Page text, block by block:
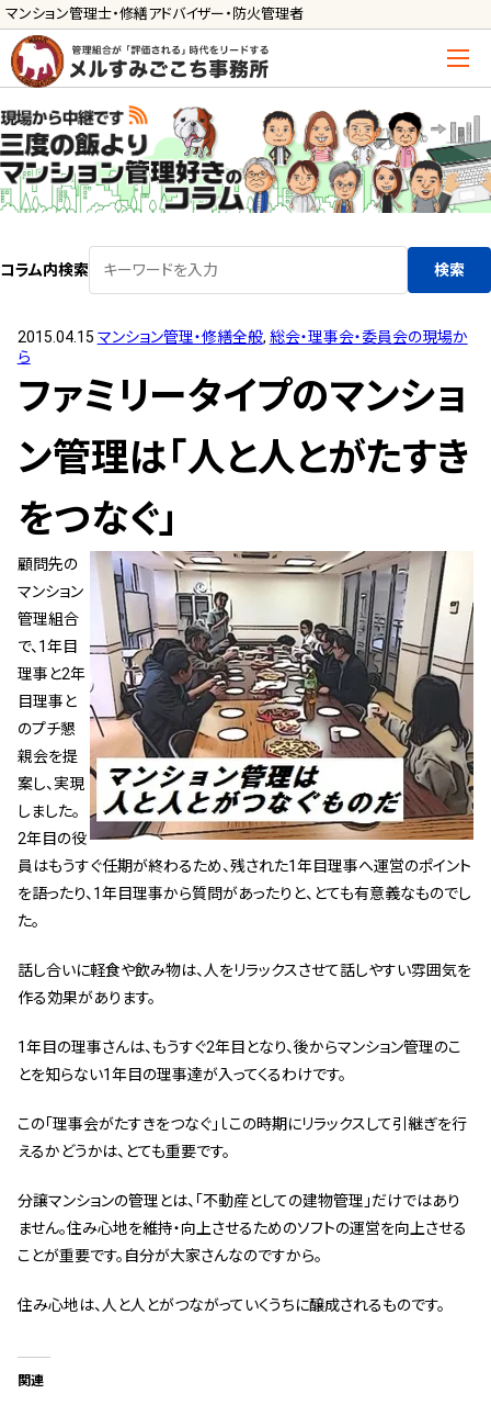
マンション管理士・修繕アドバイザー・防火管理者
コラム内検索 検索
2015.04.15 マンション管理・修繕全般, 総会・理事会・委員会の現場か
ら
ファミリータイプのマンショ
ン管理は「人と人とがたすき
をつなぐ」
顧問先の
マンション
管理組合
で、1年目
理事と2年
目理事と
のプチ懇
親会を提
案し、実現
しました。
2年目の役
員はもうすぐ任期が終わるため、残された1年目理事へ運営のポイント
を語ったり、1年目理事から質問があったりと、とても有意義なものでし
た。
話し合いに軽食や飲み物は、人をリラックスさせて話しやすい雰囲気を
作る効果があります。
1年目の理事さんは、もうすぐ2年目となり、後からマンション管理のこ
とを知らない1年目の理事達が入ってくるわけです。
この「理事会がたすきをつなぐ」ｌこの時期にリラックスして引継ぎを行
えるかどうかは、とても重要です。
分譲マンションの管理とは、「不動産としての建物管理」だけではあり
ません。住み心地を維持・向上させるためのソフトの運営を向上させる
ことが重要です。自分が大家さんなのですから。
住み心地は、人と人とがつながっていくうちに醸成されるものです。
関連
管理士の活用方法
ご利用の流れ »
サービス一覧
管理組合運営
メルの理事会アドバイザー »
新人管理士顧問サービス
管理契約見直しドクター »
建物・設備維持
長期修繕カウンセリングサービス »
大規模修繕のご意見番 »
メルの防火管理者
無料よろづ相談
会社案内
会社概要
経営理念 »
実績・お客様の声
コラム